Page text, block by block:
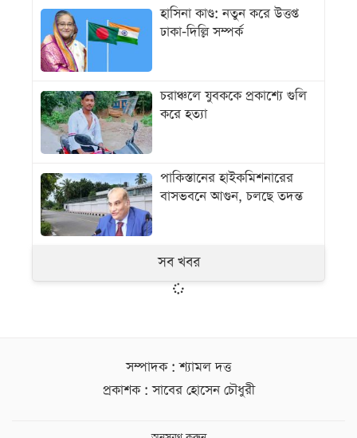
হাসিনা কাণ্ড: নতুন করে উত্তপ্ত
ঢাকা-দিল্লি সম্পর্ক
চরাঞ্চলে যুবককে প্রকাশ্যে গুলি
করে হত্যা
পাকিস্তানের হাইকমিশনারের
বাসভবনে আগুন, চলছে তদন্ত
সব খবর
সম্পাদক : শ্যামল দত্ত
প্রকাশক : সাবের হোসেন চৌধুরী